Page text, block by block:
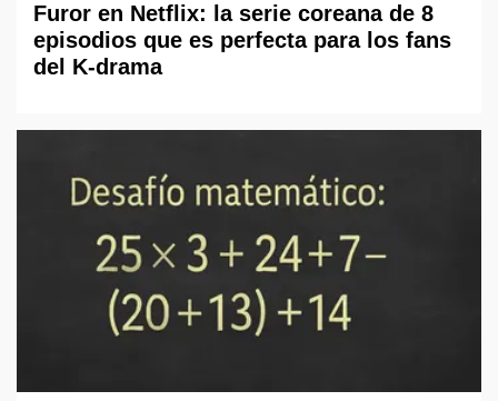
Furor en Netflix: la serie coreana de 8
episodios que es perfecta para los fans
del K-drama